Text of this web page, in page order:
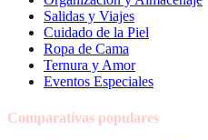
Salidas y Viajes
Cuidado de la Piel
Ropa de Cama
Ternura y Amor
Eventos Especiales
Comparativas populares